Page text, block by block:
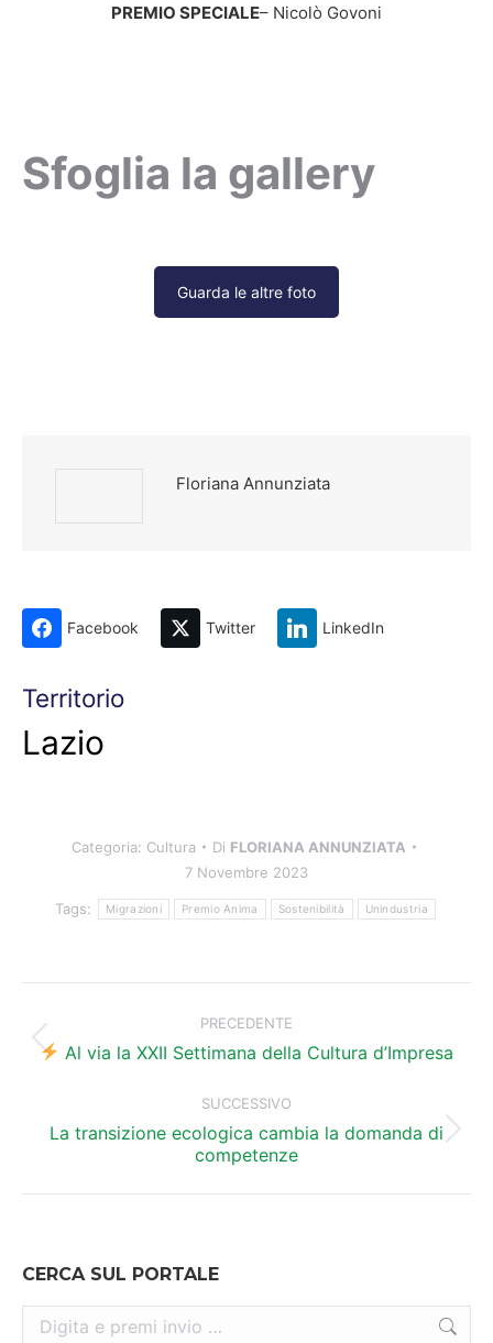
PREMIO SPECIALE– Nicolò Govoni
Sfoglia la gallery
Guarda le altre foto
Floriana Annunziata
Facebook Twitter LinkedIn
Territorio
Lazio
Categoria: Cultura Di FLORIANA ANNUNZIATA
7 Novembre 2023
Tags: Migrazioni Premio Anima Sostenibilità Unindustria
tra
PRECEDENTE
Post
Al via la XXII Settimana della Cultura d’Impresa
SUCCESSIVO
Prossimo
post:
La transizione ecologica cambia la domanda di
competenze
CERCA SUL PORTALE
Cerca: